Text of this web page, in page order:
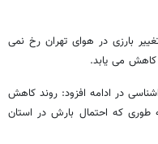
داشت: طی 2 روز آینده تغییر بارزی در هوای تهران رخ نمی
در ادامه افزود: روند کاهش
طوری که احتمال بارش در استان